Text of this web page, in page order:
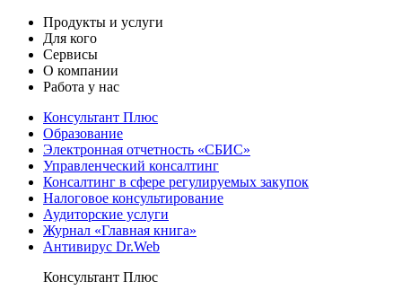
Продукты и услуги
Для кого
Сервисы
О компании
Работа у нас
Консультант Плюс
Образование
Электронная отчетность «СБИС»
Управленческий консалтинг
Консалтинг в сфере регулируемых закупок
Налоговое консультирование
Аудиторские услуги
Журнал «Главная книга»
Антивирус Dr.Web
Консультант Плюс